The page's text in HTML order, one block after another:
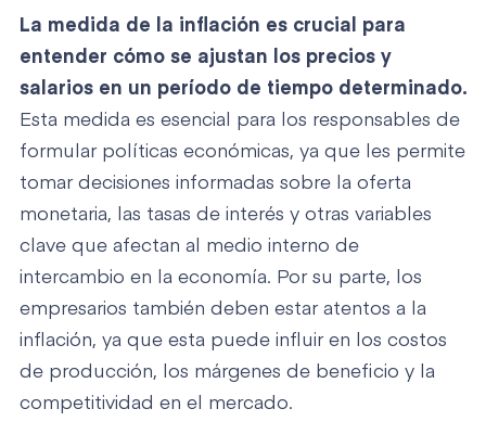
La medida de la inflación es crucial para
entender cómo se ajustan los precios y
salarios en un período de tiempo determinado.
Esta medida es esencial para los responsables de
formular políticas económicas, ya que les permite
tomar decisiones informadas sobre la oferta
monetaria, las tasas de interés y otras variables
clave que afectan al medio interno de
intercambio en la economía. Por su parte, los
empresarios también deben estar atentos a la
inflación, ya que esta puede influir en los costos
de producción, los márgenes de beneficio y la
competitividad en el mercado.